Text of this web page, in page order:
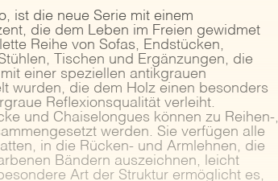
ist die neue Serie mit einem
die dem Leben im Freien gewidmet
Reihe von Sofas, Endstücken,
Tischen und Ergänzungen, die
einer speziellen antikgrauen
wurden, die dem Holz einen besonders
Reflexionsqualität verleiht.
und Chaiselongues können zu Reihen-,
werden. Sie verfügen alle
in die Rücken- und Armlehnen, die
Bändern auszeichnen, leicht
Art der Struktur ermöglicht es,